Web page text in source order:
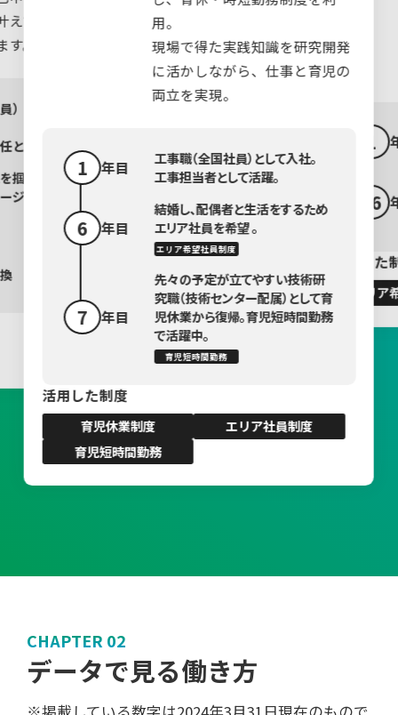
て営業職とし
。
）として入
として活躍。
掴み、営業職
ジが固まっ
用。
現場で得た実践知識を研究開発
に活かしながら、仕事と育児の
両立を実現。
1 年目
工事職（全国社員）として入社。
工事担当者として活躍。
6 年目
結婚し、配偶者と生活をするため
エリア社員を希望 。
エリア希望社員制度
7 年目
先々の予定が立てやすい技術研
究職（技術センター配属）として育
児休業から復帰。育児短時間勤務
で活躍中。
育児短時間勤務
活用した制度
育児休業制度
エリア社員制度
育児短時間勤務
1
16
活用した
エリ
CHAPTER 02
データで見る働き方